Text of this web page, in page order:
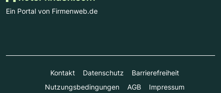
Ein Portal von Firmenweb.de
Kontakt Datenschutz
Barrierefreiheit
Nutzungsbedingungen
AGB Impressum